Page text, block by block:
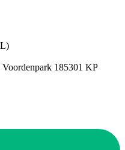
Voordenpark 185301 KP